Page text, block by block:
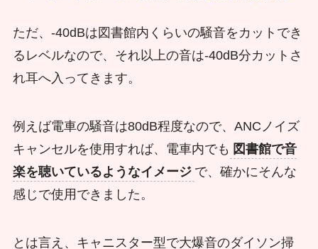
ただ、-40dBは図書館内くらいの騒音をカットでき
るレベルなので、それ以上の音は-40dB分カットさ
れ耳へ入ってきます。
例えば電車の騒音は80dB程度なので、ANCノイズ
キャンセルを使用すれば、電車内でも 図書館で音
楽を聴いているようなイメージ で、確かにそんな
感じで使用できました。
とは言え、キャニスター型で大爆音のダイソン掃